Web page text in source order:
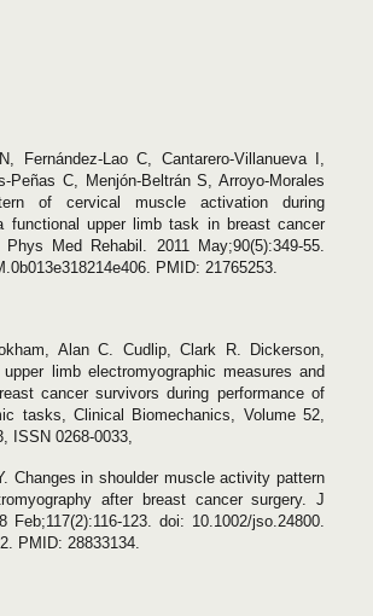
Fernández-Lao C, Cantarero-Villanueva I,
Peñas C, Menjón-Beltrán S, Arroyo-Morales
of cervical muscle activation during
functional upper limb task in breast cancer
Med Rehabil. 2011 May;90(5):349-55.
PMID: 21765253.
Alan C. Cudlip, Clark R. Dickerson,
limb electromyographic measures and
cancer survivors during performance of
tasks, Clinical Biomechanics, Volume 52,
ISSN 0268-0033,
Changes in shoulder muscle activity pattern
after breast cancer surgery. J
Feb;117(2):116-123. doi: 10.1002/jso.24800.
PMID: 28833134.